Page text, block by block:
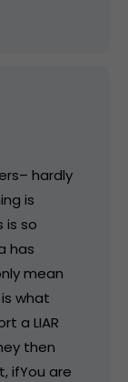
hardly
is
is so
has
mean
what
a LIAR
then
ifYou are